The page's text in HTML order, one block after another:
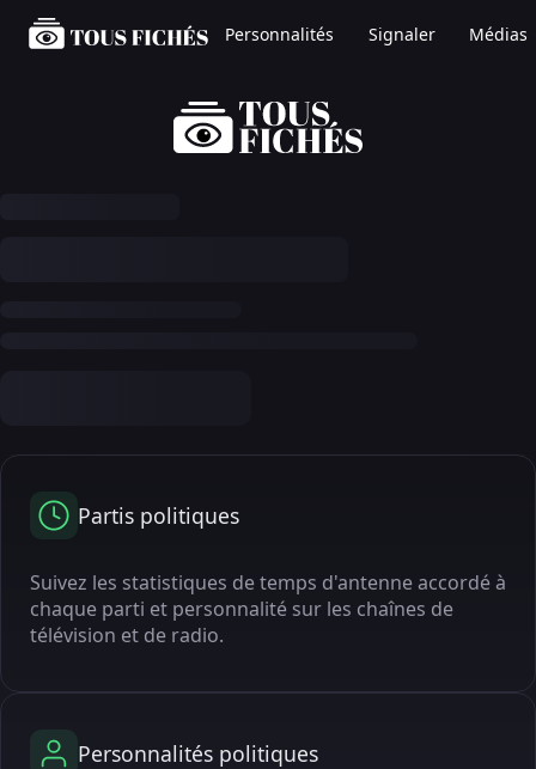
Personnalités Signaler Médias
Partis politiques
Suivez les statistiques de temps d'antenne accordé à
chaque parti et personnalité sur les chaînes de
télévision et de radio.
Personnalités politiques